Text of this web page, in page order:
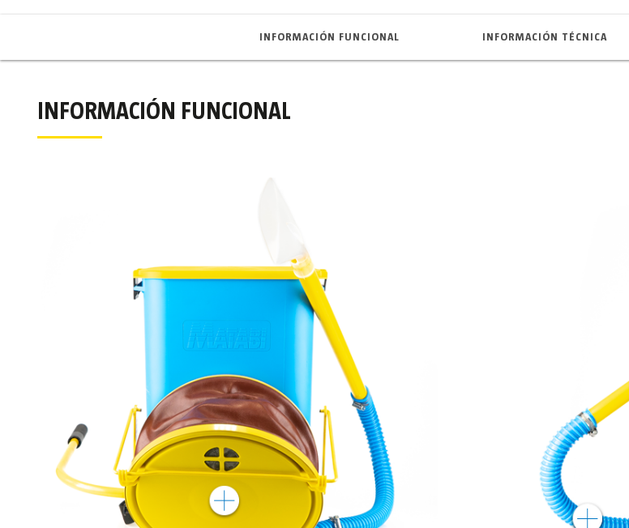
INFORMACIÓN FUNCIONAL INFORMACIÓN TÉCNICA
INFORMACIÓN FUNCIONAL